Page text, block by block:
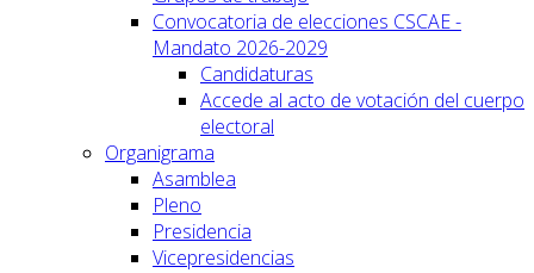
Convocatoria de elecciones CSCAE -
Mandato 2026-2029
Candidaturas
Accede al acto de votación del cuerpo
electoral
Organigrama
Asamblea
Pleno
Presidencia
Vicepresidencias